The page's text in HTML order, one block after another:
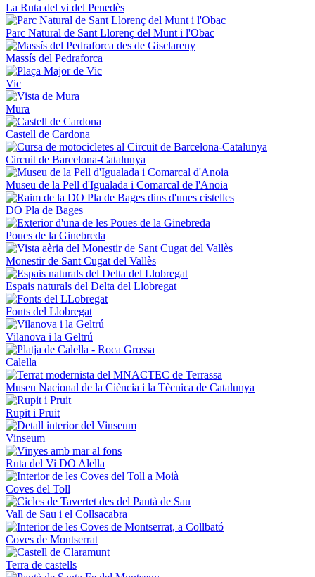
La Ruta del vi del Penedès
Parc Natural de Sant Llorenç del Munt i l'Obac
Massís del Pedraforca
Vic
Mura
Castell de Cardona
Circuit de Barcelona-Catalunya
Museu de la Pell d'Igualada i Comarcal de l'Anoia
DO Pla de Bages
Poues de la Ginebreda
Monestir de Sant Cugat del Vallès
Espais naturals del Delta del Llobregat
Fonts del Llobregat
Vilanova i la Geltrú
Calella
Museu Nacional de la Ciència i la Tècnica de Catalunya
Rupit i Pruit
Vinseum
Ruta del Vi DO Alella
Coves del Toll
Vall de Sau i el Collsacabra
Coves de Montserrat
Terra de castells